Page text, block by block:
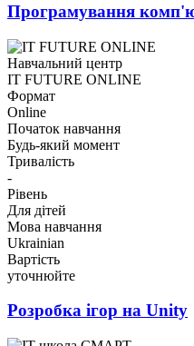
Програмування
Навчальний центр
IT FUTURE ONLINE
Формат
Online
Початок навчання
Будь-який момент
Тривалість
-
Рівень
Для дітей
Мова навчання
Ukrainian
Вартість
уточнюйте
Розробка ігор на Unity